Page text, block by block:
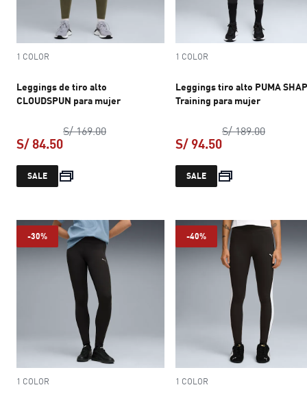
1 COLOR
Leggings de tiro alto
CLOUDSPUN para mujer
S/ 169.00precio original S/ 169.00
S/ 84.50
precio actual S/ 84.50
SALE
1 COLOR
Leggings tiro alto PUMA
Training para mujer
S/ 189.00precio
S/ 94.50
precio actual S/
SALE
-30%
1 COLOR
-40%
1 COLOR